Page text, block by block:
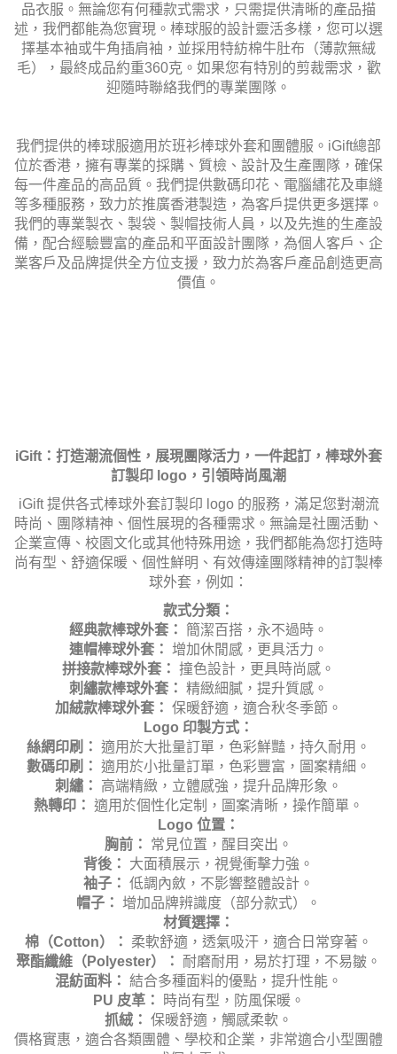
品衣服。無論您有何種款式需求，只需提供清晰的產品描
述，我們都能為您實現。棒球服的設計靈活多樣，您可以選
擇基本袖或牛角插肩袖，並採用特紡棉牛肚布（薄款無絨
毛），最終成品約重360克。如果您有特別的剪裁需求，歡
迎隨時聯絡我們的專業團隊。
我們提供的棒球服適用於班衫棒球外套和團體服。iGift總部
位於香港，擁有專業的採購、質檢、設計及生產團隊，確保
每一件產品的高品質。我們提供數碼印花、電腦繡花及車縫
等多種服務，致力於推廣香港製造，為客戶提供更多選擇。
我們的專業製衣、製袋、製帽技術人員，以及先進的生產設
備，配合經驗豐富的產品和平面設計團隊，為個人客戶、企
業客戶及品牌提供全方位支援，致力於為客戶產品創造更高
價值。
iGift：打造潮流個性，展現團隊活力，一件起訂，棒球外套
訂製印 logo，引領時尚風潮
iGift 提供各式棒球外套訂製印 logo 的服務，滿足您對潮流
時尚、團隊精神、個性展現的各種需求。無論是社團活動、
企業宣傳、校園文化或其他特殊用途，我們都能為您打造時
尚有型、舒適保暖、個性鮮明、有效傳達團隊精神的訂製棒
球外套，例如：
款式分類：
經典款棒球外套：
簡潔百搭，永不過時。
連帽棒球外套： 增加休閒感，更具活力。
拼接款棒球外套： 撞色設計，更具時尚感。
刺繡款棒球外套： 精緻細膩，提升質感。
加絨款棒球外套： 保暖舒適，適合秋冬季節。
Logo 印製方式：
絲網印刷： 適用於大批量訂單，色彩鮮豔，持久耐用。
數碼印刷： 適用於小批量訂單，色彩豐富，圖案精細。
刺繡：
高端精緻，立體感強，提升品牌形象。
熱轉印： 適用於個性化定制，圖案清晰，操作簡單。
Logo 位置：
胸前：
常見位置，醒目突出。
背後：
大面積展示，視覺衝擊力強。
袖子： 低調內斂，不影響整體設計。
帽子： 增加品牌辨識度（部分款式）。
材質選擇：
棉（Cotton）：
柔軟舒適，透氣吸汗，適合日常穿著。
聚酯纖維（Polyester）：
耐磨耐用，易於打理，不易皺。
混紡面料： 結合多種面料的優點，提升性能。
PU 皮革：
時尚有型，防風保暖。
抓絨： 保暖舒適，觸感柔軟。
價格實惠，適合各類團體、學校和企業，非常適合小型團體